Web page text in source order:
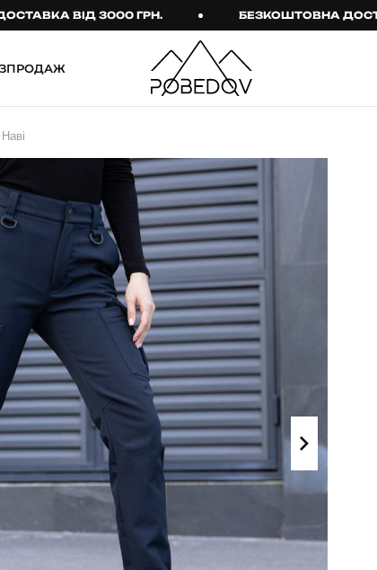
ВІД 3000 ГРН. БЕЗКОШТОВНА ДОСТАВКА
Карго
Спортивні штани
Лосини
Джинси
КОМПЛЕКТИ
Куртка й штани
Літні комплекти
Комбінезони
Спортивні
костюми
Кежуал
Тактичний жіночий
одяг
Тактичний чоловічий
одяг
Тактичні рукавиці
Тактичні шкарпетки
ТЕРМО-КОМПЛЕКТИ
ФУТБОЛКИ І СОРОЧКИ
Поло
Сорочки
Футболки